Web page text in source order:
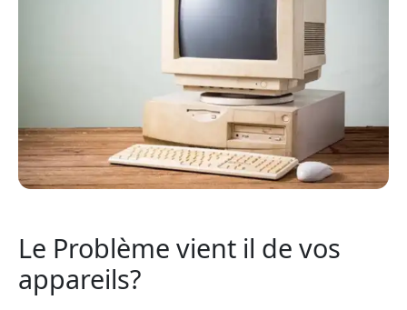
Le Problème vient il de vos
appareils?